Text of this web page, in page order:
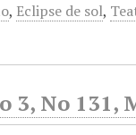
, Eclipse de sol,
3, No 131,